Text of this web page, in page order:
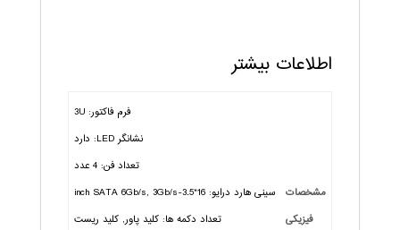
اطلاعات بیشتر
مشخصات
فیزیکی
فرم فاکتور: 3U
نشانگر LED: دارد
تعداد فن: 4 عدد
سینی هارد درایو: 16*3.5-inch SATA 6Gb/s, 3Gb/s
تعداد دکمه ها: کلید پاور, کلید ریست